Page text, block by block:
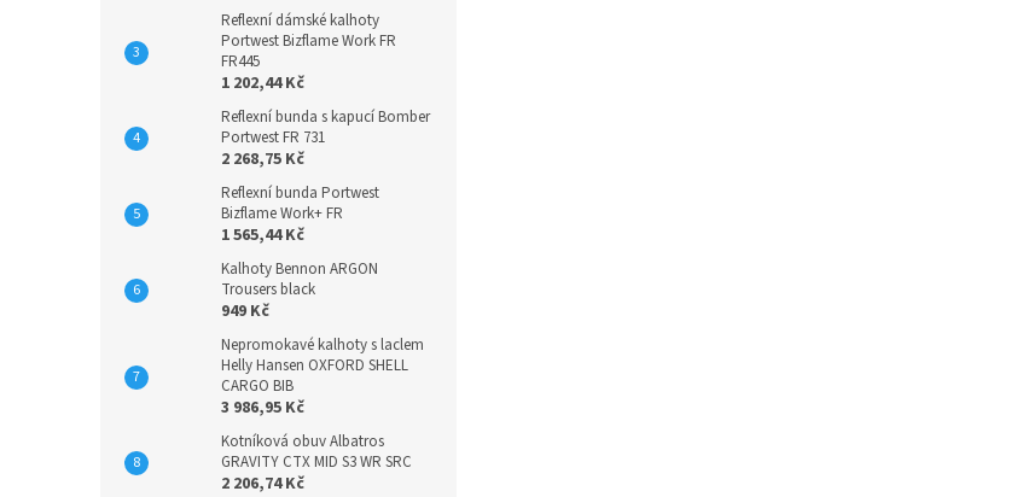
Reflexní dámské kalhoty
Portwest Bizflame Work FR
FR445
1 202,44 Kč
Reflexní bunda s kapucí Bomber
Portwest FR 731
2 268,75 Kč
Reflexní bunda Portwest
Bizflame Work+ FR
1 565,44 Kč
Kalhoty Bennon ARGON
Trousers black
949 Kč
Nepromokavé kalhoty s laclem
Helly Hansen OXFORD SHELL
CARGO BIB
3 986,95 Kč
Kotníková obuv Albatros
GRAVITY CTX MID S3 WR SRC
2 206,74 Kč